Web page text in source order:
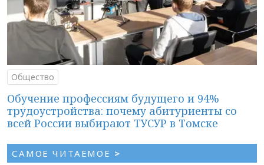
Общество
Обучение профессиям будущего и 94%
трудоустройства: почему абитуриенты со
всей России выбирают ТУСУР в Томске
САМОЕ ЧИТАЕМОЕ >